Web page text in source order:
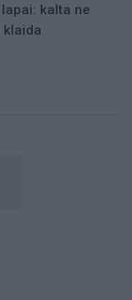
kalta ne
klaida